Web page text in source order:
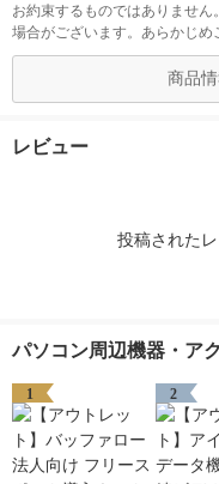
お約束するものではありませ
場合がございます。あらかじめ
商品
レビュー
投稿された
パソコン周辺機器・ア
1 2